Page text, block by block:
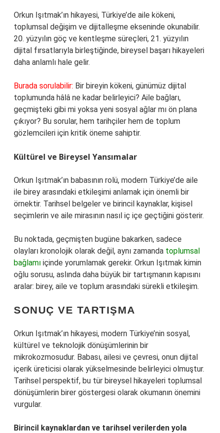
Orkun Işıtmak’ın hikayesi, Türkiye’de aile kökeni,
toplumsal değişim ve dijitalleşme ekseninde okunabilir.
20. yüzyılın göç ve kentleşme süreçleri, 21. yüzyılın
dijital fırsatlarıyla birleştiğinde, bireysel başarı hikayeleri
daha anlamlı hale gelir.
Burada sorulabilir: Bir bireyin kökeni, günümüz dijital
toplumunda hâlâ ne kadar belirleyici? Aile bağları,
geçmişteki gibi mi yoksa yeni sosyal ağlar mı ön plana
çıkıyor? Bu sorular, hem tarihçiler hem de toplum
gözlemcileri için kritik öneme sahiptir.
Kültürel ve Bireysel Yansımalar
Orkun Işıtmak’ın babasının rolü, modern Türkiye’de aile
ile birey arasındaki etkileşimi anlamak için önemli bir
örnektir. Tarihsel belgeler ve birincil kaynaklar, kişisel
seçimlerin ve aile mirasının nasıl iç içe geçtiğini gösterir.
Bu noktada, geçmişten bugüne bakarken, sadece
olayları kronolojik olarak değil, aynı zamanda toplumsal
bağlamı içinde yorumlamak gerekir. Orkun Işıtmak kimin
oğlu sorusu, aslında daha büyük bir tartışmanın kapısını
aralar: birey, aile ve toplum arasındaki sürekli etkileşim.
SONUÇ VE TARTIŞMA
Orkun Işıtmak’ın hikayesi, modern Türkiye’nin sosyal,
kültürel ve teknolojik dönüşümlerinin bir
mikrokozmosudur. Babası, ailesi ve çevresi, onun dijital
içerik üreticisi olarak yükselmesinde belirleyici olmuştur.
Tarihsel perspektif, bu tür bireysel hikayeleri toplumsal
dönüşümlerin birer göstergesi olarak okumanın önemini
vurgular.
Birincil kaynaklardan ve tarihsel verilerden yola